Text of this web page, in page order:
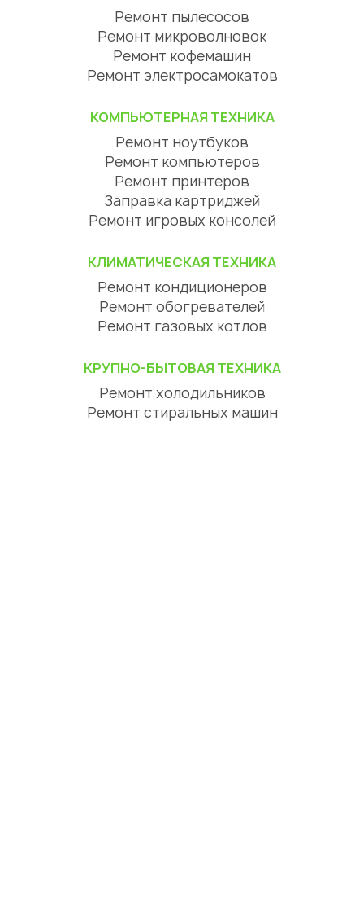
Ремонт пылесосов
Ремонт микроволновок
Ремонт кофемашин
Ремонт электросамокатов
КОМПЬЮТЕРНАЯ ТЕХНИКА
Ремонт ноутбуков
Ремонт компьютеров
Ремонт принтеров
Заправка картриджей
Ремонт игровых консолей
КЛИМАТИЧЕСКАЯ ТЕХНИКА
Ремонт кондиционеров
Ремонт обогревателей
Ремонт газовых котлов
КРУПНО-БЫТОВАЯ ТЕХНИКА
Ремонт холодильников
Ремонт стиральных машин